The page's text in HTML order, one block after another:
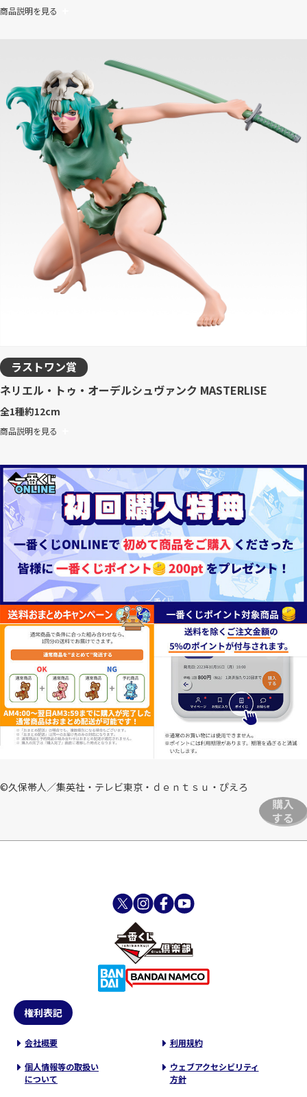
商品説明を見る
ラストワン賞
ネリエル・トゥ・オーデルシュヴァンク MASTERLISE
全1種約12cm
商品説明を見る
©久保帯人／集英社・テレビ東京・ｄｅｎｔｓｕ・ぴえろ
購入
する
権利表記
会社概要 利用規約
個人情報等の取扱い
について
ウェブアクセシビリティ
方針